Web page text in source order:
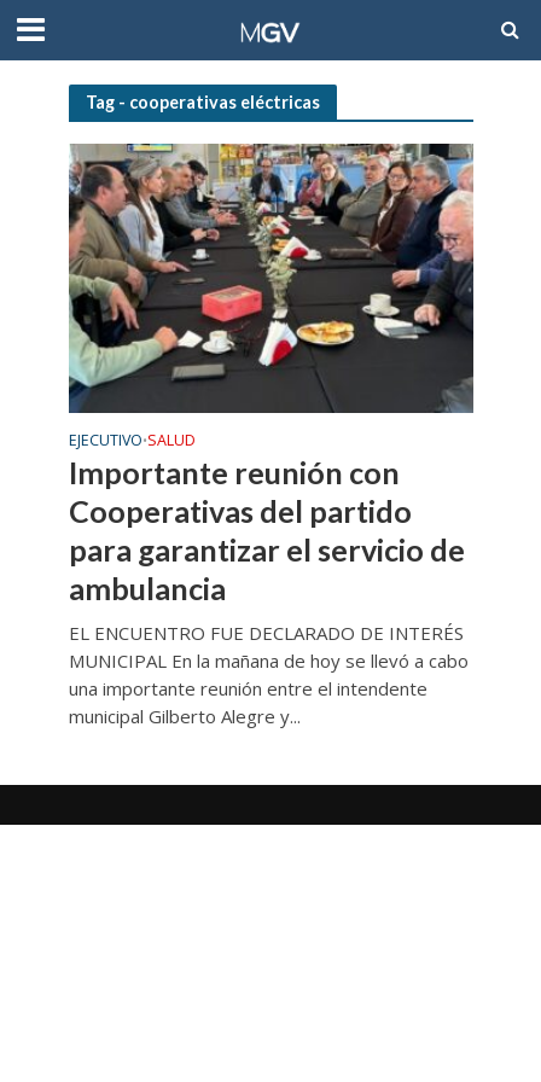
Tag - cooperativas eléctricas
EJECUTIVO•SALUD
Importante reunión con
Cooperativas del partido
para garantizar el servicio de
ambulancia
EL ENCUENTRO FUE DECLARADO DE INTERÉS
MUNICIPAL En la mañana de hoy se llevó a cabo
una importante reunión entre el intendente
municipal Gilberto Alegre y...